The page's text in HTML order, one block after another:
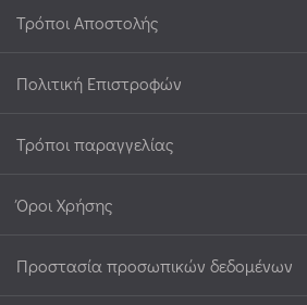
Τρόποι Αποστολής
Πολιτική Επιστροφών
Τρόποι παραγγελίας
Όροι Χρήσης
Προστασία προσωπικών δεδομένων